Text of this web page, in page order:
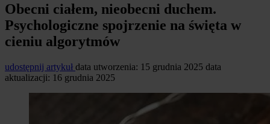
Obecni ciałem, nieobecni duchem.
Psychologiczne spojrzenie na święta w
cieniu algorytmów
udostępnij artykuł data utworzenia: 15 grudnia 2025 data
aktualizacji: 16 grudnia 2025